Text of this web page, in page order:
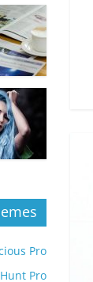
Pro
Pro